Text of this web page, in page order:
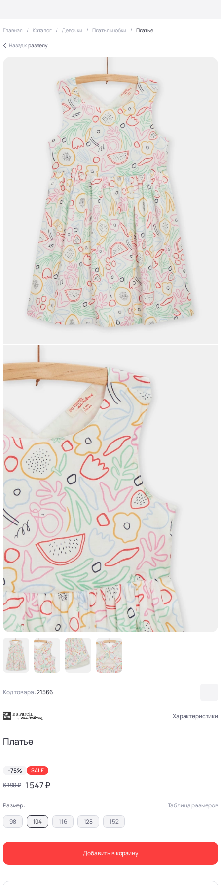
Главная Каталог Девочки Платья и юбки Платье
Назад к разделу
Код товара:21566
Характеристики
Платье
-75% SALE
6 190 ₽ 1 547 ₽
Размер:
Таблица размеров
98
104 116 128 152
Добавить в корзину